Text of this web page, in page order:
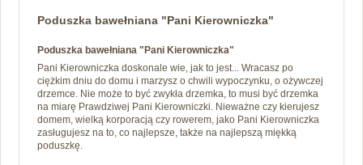
Poduszka bawełniana "Pani Kierowniczka"
Poduszka bawełniana "Pani Kierowniczka"
Pani Kierowniczka doskonale wie, jak to jest... Wracasz po
ciężkim dniu do domu i marzysz o chwili wypoczynku, o ożywczej
drzemce. Nie może to być zwykła drzemka, to musi być drzemka
na miarę Prawdziwej Pani Kierowniczki. Nieważne czy kierujesz
domem, wielką korporacją czy rowerem, jako Pani Kierowniczka
zasługujesz na to, co najlepsze, także na najlepszą miękką
poduszkę.